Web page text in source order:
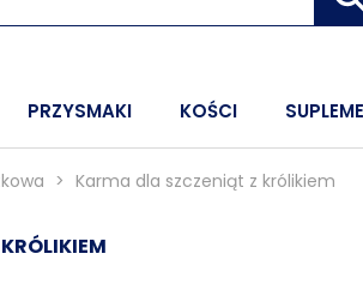
PRZYSMAKI KOŚCI
> Karma dla szczeniąt z królikiem